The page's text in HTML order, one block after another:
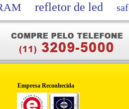
refletor de led
Empresa Reconhecida